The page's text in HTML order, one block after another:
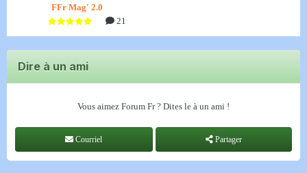
FFr Mag' 2.0
21
Dire à un ami
Vous aimez Forum Fr ? Dites le à un ami !
Courriel Partager